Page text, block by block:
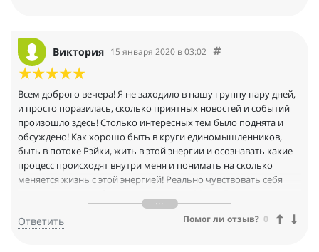
Виктория 15 января 2020 в 03:02
Всем доброго вечера! Я не заходило в нашу группу пару дней,
и просто поразилась, сколько приятных новостей и событий
произошло здесь! Столько интересных тем было поднята и
обсуждено! Как хорошо быть в круги единомышленников,
быть в потоке Рэйки, жить в этой энергии и осознавать какие
процесс происходят внутри меня и понимать на сколько
меняется жизнь с этой энергией! Реально чувствовать себя
моего Мастера Ольгу за то что она открыла дверь и является
проводником в этот прекрасный Мир! Благодарю Рэйки и
Ответить Помог ли отзыв? 0